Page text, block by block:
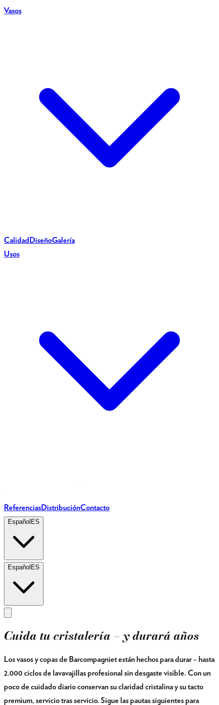
Vasos
Calidad DiseñoGalería
Usos
ReferenciasDistribuciónContacto
Español ES
Español ES
Cuida tu cristalería – y durará años
Los vasos y copas de Barcompagniet están hechos para durar – hasta
2.000 ciclos de lavavajillas profesional sin desgaste visible. Con un
poco de cuidado diario conservan su claridad cristalina y su tacto
premium, servicio tras servicio. Sigue las pautas siguientes para